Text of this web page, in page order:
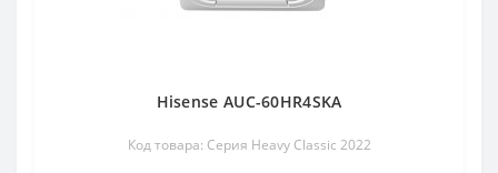
Hisense AUC-60HR4SKA
Код товара: Серия Heavy Classic 2022